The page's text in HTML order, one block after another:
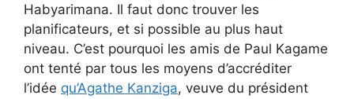
Habyarimana. Il faut donc trouver les
planificateurs, et si possible au plus haut
niveau. C’est pourquoi les amis de Paul Kagame
ont tenté par tous les moyens d’accréditer
l’idée qu’Agathe Kanziga, veuve du président